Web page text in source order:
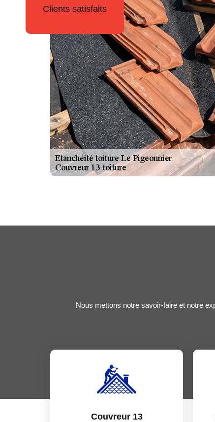
Clients satisfaits
Nous mettons notre savoir-faire et notre
Couvreur 13